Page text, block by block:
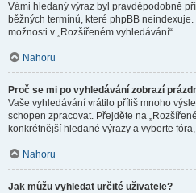
Vámi hledaný výraz byl pravděpodobně
běžných termínů, které phpBB
možnosti v „Rozšířeném vyhledávání“.
Nahoru
Proč se mi po vyhledávání zobrazí
Vaše vyhledávání vrátilo příliš mnoho
schopen zpracovat. Přejděte na
konkrétnější hledané výrazy a vyberte
Nahoru
Jak můžu vyhledat určité uživatele?